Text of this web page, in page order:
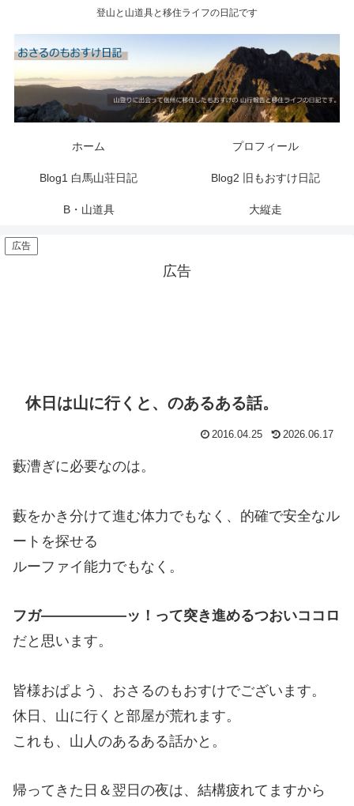
登山と山道具と移住ライフの日記です
ホーム プロフィール
Blog1 白馬山荘日記 Blog2 旧もおすけ日記
B・山道具 大縦走
広告
広告
休日は山に行くと、のあるある話。
2016.04.25 2026.06.17
藪漕ぎに必要なのは。
藪をかき分けて進む体力でもなく、的確で安全なル
ートを探せる
ルーファイ能力でもなく。
フガ――――――ッ！って突き進めるつおいココロ
だと思います。
皆様おぱよう、おさるのもおすけでございます。
休日、山に行くと部屋が荒れます。
これも、山人のあるある話かと。
帰ってきた日＆翌日の夜は、結構疲れてますから